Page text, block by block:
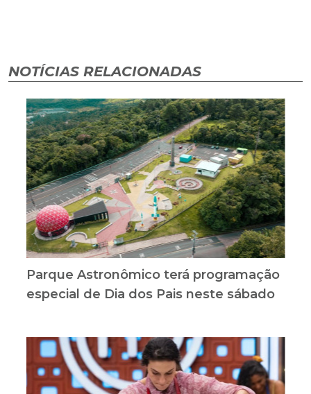
NOTÍCIAS RELACIONADAS
Parque Astronômico terá programação
especial de Dia dos Pais neste sábado